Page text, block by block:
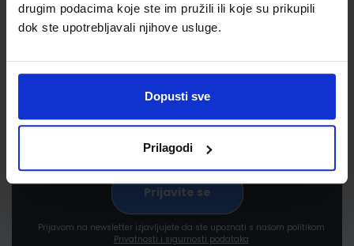
drugim podacima koje ste im pružili ili koje su prikupili
dok ste upotrebljavali njihove usluge.
Dopusti sve
Prilagodi
Newsletter prijava
Prijavite se kako bi primali informacije o novim
proizvodima i uslugama, akcijama i drugim
pogodnostima
Prijavom na newsletter izjavljujete da ste upoznati s našom politikom
Privatnosti i sigurnosti podataka